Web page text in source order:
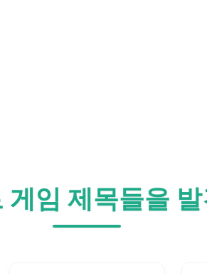
게임 제목들을